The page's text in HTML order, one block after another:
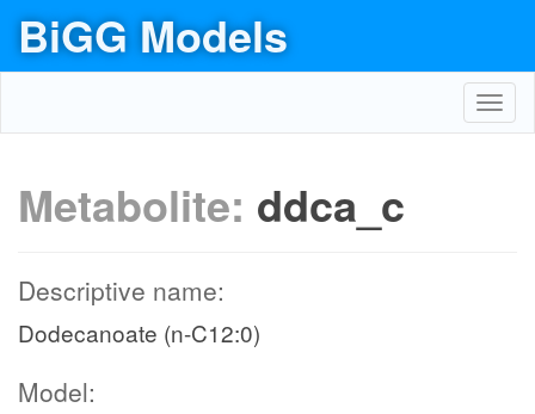
BiGG Models
Metabolite: ddca_c
Descriptive name:
Dodecanoate (n-C12:0)
Model: